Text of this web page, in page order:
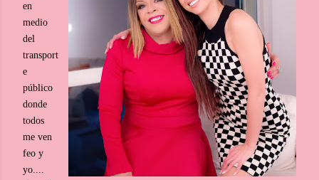
en
medio
del
transport
e
público
donde
todos
me ven
feo y
yo....